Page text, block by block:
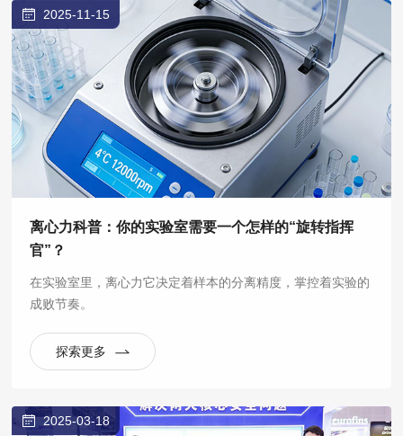
2025-11-15
离心力科普：你的实验室需要一个怎样的“旋转指挥
官”？
在实验室里，离心力它决定着样本的分离精度，掌控着实验的
成败节奏。
探索更多
2025-03-18